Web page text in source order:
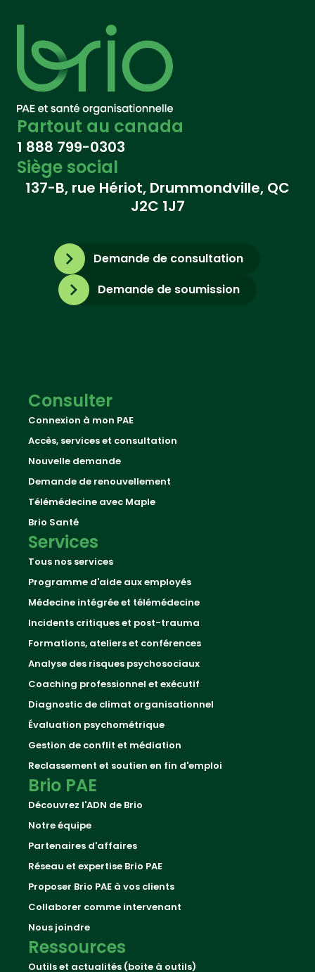
Partout au canada
1 888 799-0303
Siège social
137-B, rue Hériot, Drummondville, QC
J2C 1J7
Demande de consultation
Demande de soumission
Consulter
Connexion à mon PAE
Accès, services et consultation
Nouvelle demande
Demande de renouvellement
Télémédecine avec Maple
Brio Santé
Services
Tous nos services
Programme d'aide aux employés
Médecine intégrée et télémédecine
Incidents critiques et post-trauma
Formations, ateliers et conférences
Analyse des risques psychosociaux
Coaching professionnel et exécutif
Diagnostic de climat organisationnel
Évaluation psychométrique
Gestion de conflit et médiation
Reclassement et soutien en fin d'emploi
Brio PAE
Découvrez l'ADN de Brio
Notre équipe
Partenaires d'affaires
Réseau et expertise Brio PAE
Proposer Brio PAE à vos clients
Collaborer comme intervenant
Nous joindre
Ressources
Outils et actualités (boite à outils)